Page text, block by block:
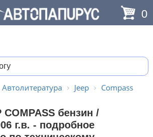
0
Автолитература Jeep Compass
COMPASS бензин /
г.в. - подробное